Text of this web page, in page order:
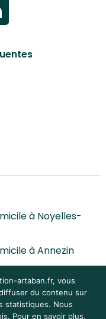
à Noyelles-
à Annezin
à Villeneuve-
artaban.fr, vous
du contenu sur
statistiques. Nous
Pour en savoir plus,